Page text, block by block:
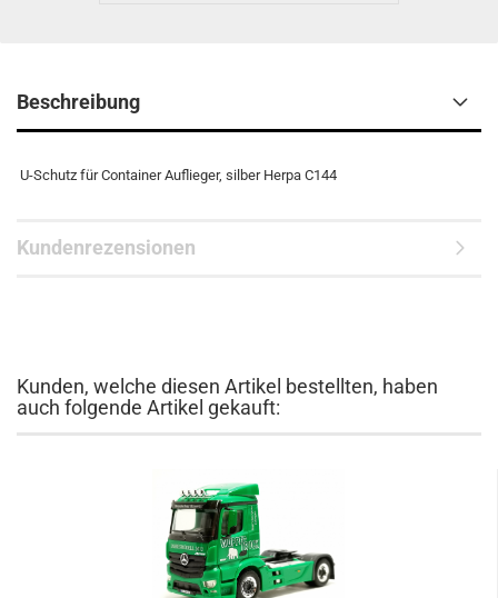
Beschreibung
U-Schutz für Container Auflieger, silber Herpa C144
Kundenrezensionen
Kunden, welche diesen Artikel bestellten, haben
auch folgende Artikel gekauft: